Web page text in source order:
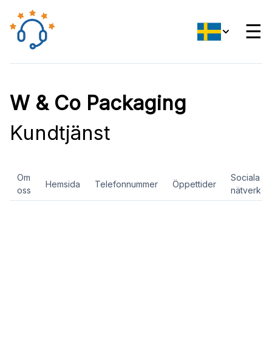
☰
W & Co Packaging
Kundtjänst
Om
oss
Hemsida Telefonnummer Öppettider
Sociala
nätverk